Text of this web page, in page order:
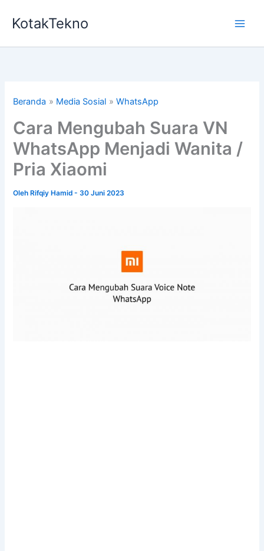
KotakTekno
Beranda Media Sosial WhatsApp
Cara Mengubah Suara VN
WhatsApp Menjadi Wanita /
Pria Xiaomi
Oleh Rifqiy Hamid-30 Juni 2023